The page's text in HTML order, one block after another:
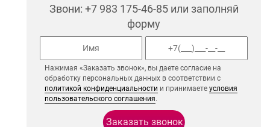
Звони: +7 983 175-46-85 или заполняй
форму
Нажимая «Заказать звонок», вы даете согласие на
обработку персональных данных в соответствии с
политикой конфиденциальности и принимаетеусловия
пользовательского соглашения.